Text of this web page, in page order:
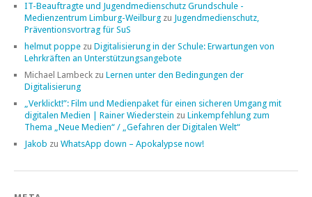
IT-Beauftragte und Jugendmedienschutz Grundschule -
Medienzentrum Limburg-Weilburg zu Jugendmedienschutz,
Präventionsvortrag für SuS
helmut poppe zu Digitalisierung in der Schule: Erwartungen von
Lehrkräften an Unterstützungsangebote
Michael Lambeck zu Lernen unter den Bedingungen der
Digitalisierung
„Verklickt!”: Film und Medienpaket für einen sicheren Umgang mit
digitalen Medien | Rainer Wiederstein zu Linkempfehlung zum
Thema „Neue Medien“ / „Gefahren der Digitalen Welt“
Jakob zu WhatsApp down – Apokalypse now!